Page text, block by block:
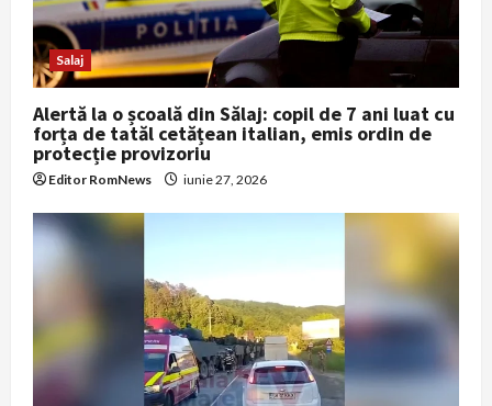
a
t
i
o
n
Salaj
Alertă la o școală din Sălaj: copil de 7 ani luat cu
forța de tatăl cetățean italian, emis ordin de
protecție provizoriu
Editor RomNews iunie 27, 2026